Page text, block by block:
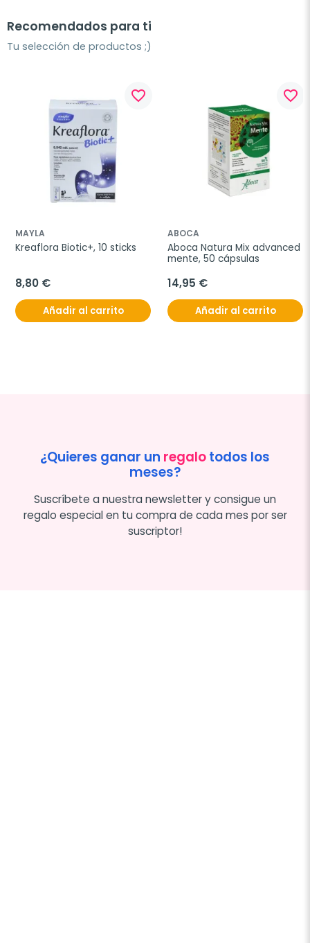
Recomendados para ti
Tu selección de productos ;)
favorite_border
MAYLA
Kreaflora Biotic+, 10 sticks
8,80 €
Añadir al carrito
favorite_border
ABOCA
Aboca Natura Mix advanced
mente, 50 cápsulas
14,95 €
Añadir al carrito
¿Quieres ganar un regalotodos los
meses?
Suscríbete a nuestra newsletter y consigue un
regalo especial en tu compra de cada mes por ser
suscriptor!